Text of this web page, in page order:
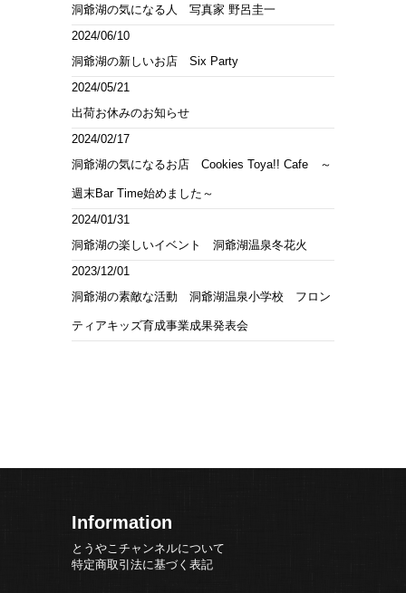
洞爺湖の気になる人 写真家 野呂圭一
2024/06/10
洞爺湖の新しいお店 Six Party
2024/05/21
出荷お休みのお知らせ
2024/02/17
洞爺湖の気になるお店 Cookies Toya!! Cafe ～
週末Bar Time始めました～
2024/01/31
洞爺湖の楽しいイベント 洞爺湖温泉冬花火
2023/12/01
洞爺湖の素敵な活動 洞爺湖温泉小学校 フロン
ティアキッズ育成事業成果発表会
Information
とうやこチャンネルについて
特定商取引法に基づく表記